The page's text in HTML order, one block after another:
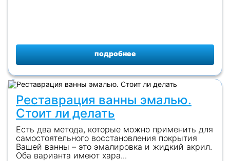
подробнее
Реставрация ванны эмалью.
Стоит ли делать
Есть два метода, которые можно применить для
самостоятельного восстановления покрытия
Вашей ванны – это эмалировка и жидкий акрил.
Оба варианта имеют хара...